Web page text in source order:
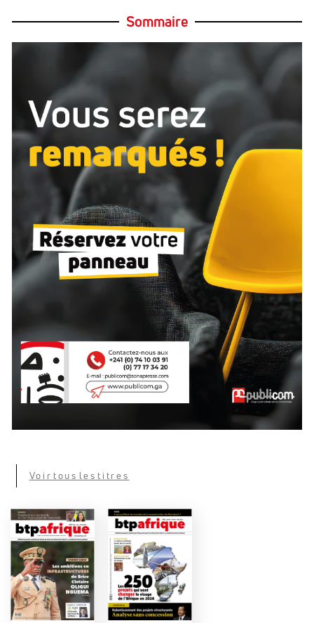
Sommaire
Voir tous les titres